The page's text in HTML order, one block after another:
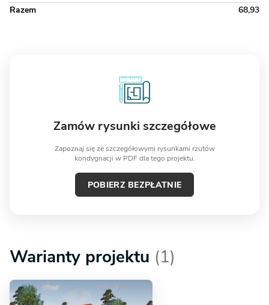
Razem
68,93
Zamów rysunki szczegółowe
Zapoznaj się ze szczegółowymi rysunkami rzutów
kondygnacji w PDF dla tego projektu.
POBIERZ BEZPŁATNIE
Warianty projektu (1)